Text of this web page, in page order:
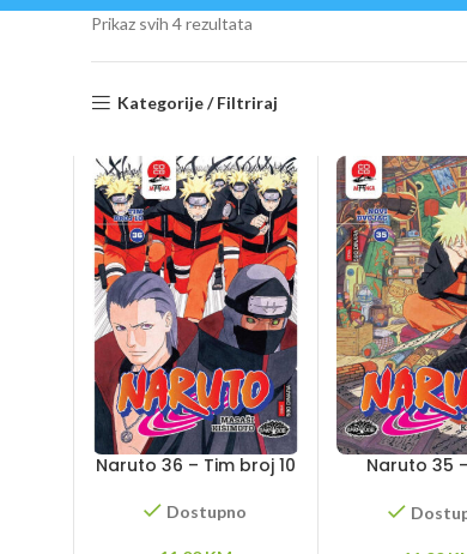
Prikaz svih 4 rezultata
Kategorije / Filtriraj
Naruto 36 – Tim broj 10
Dostupno
Naruto 35